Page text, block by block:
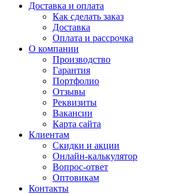
Доставка и оплата
Как сделать заказ
Доставка
Оплата и рассрочка
О компании
Производство
Гарантия
Портфолио
Отзывы
Реквизиты
Вакансии
Карта сайта
Клиентам
Скидки и акции
Онлайн-калькулятор
Вопрос-ответ
Оптовикам
Контакты